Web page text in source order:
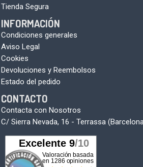
Tienda Segura
INFORMACIÓN
Condiciones generales
Aviso Legal
Cookies
Devoluciones y Reembolsos
Estado del pedido
CONTACTO
Contacta con Nosotros
C/ Sierra Nevada, 16 - Terrassa